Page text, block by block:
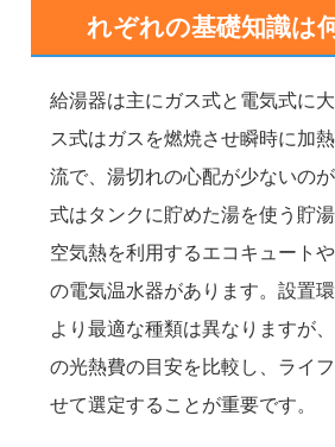
れぞれの基礎知識は
給湯器は主にガス式と電気式に
ス式はガスを燃焼させ瞬時に加
流で、湯切れの心配が少ないの
式はタンクに貯めた湯を使う貯湯
空気熱を利用するエコキュート
の電気温水器があります。設置
より最適な種類は異なりますが
の光熱費の目安を比較し、ライ
せて選定することが重要です。